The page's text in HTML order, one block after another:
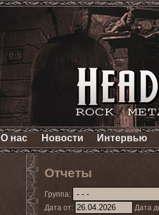
О нас Новости Интервью
Отчеты
Группа:
Дата от:
Дата